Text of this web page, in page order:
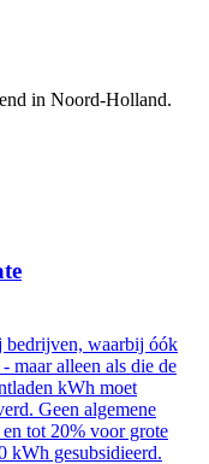
in Noord-Holland.
bedrijven, waarbij óók
maar alleen als die de
kWh moet
Geen algemene
tot 20% voor grote
kWh gesubsidieerd.